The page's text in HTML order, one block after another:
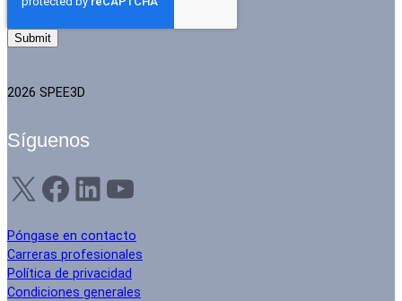
2026 SPEE3D
Síguenos
X Facebook LinkedIn YouTube
Póngase en contacto
Carreras profesionales
Política de privacidad
Condiciones generales